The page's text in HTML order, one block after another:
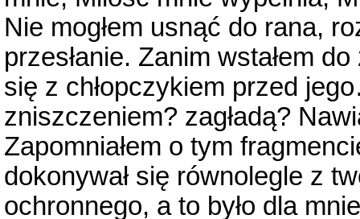
Nie mogłem usnąć do rana,
przesłanie. Zanim wstałem
się z chłopczykiem przed
zniszczeniem? zagładą?
Zapomniałem o tym
dokonywał się równolegle z
ochronnego, a to było dla